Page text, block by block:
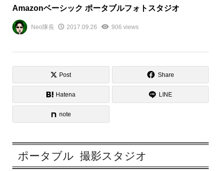
Amazonベーシック ポータブルフォトスタジオ
Neo隊長 2017.09.26 906 views
Post Share
Hatena LINE
note
ポータブル 撮影スタジオ